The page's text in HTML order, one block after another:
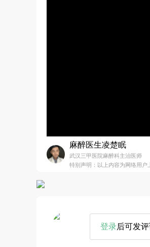
麻醉医生凌楚眠
武汉三甲医院麻醉科主治医师
特别声明：以上内容为网络用户
登录后可发